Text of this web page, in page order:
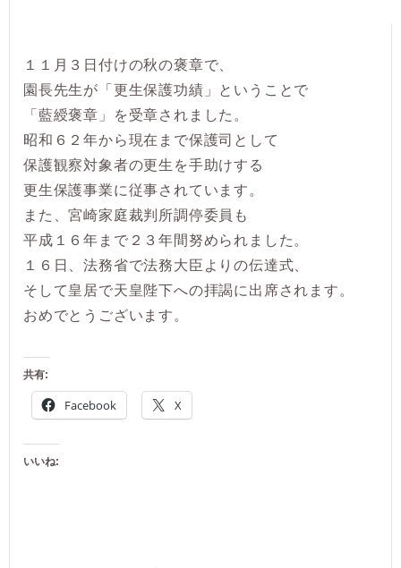
１１月３日付けの秋の褒章で、
園長先生が「更生保護功績」ということで
「藍綬褒章」を受章されました。
昭和６２年から現在まで保護司として
保護観察対象者の更生を手助けする
更生保護事業に従事されています。
また、宮崎家庭裁判所調停委員も
平成１６年まで２３年間努められました。
１６日、法務省で法務大臣よりの伝達式、
そして皇居で天皇陛下への拝謁に出席されます。
おめでとうございます。
共有:
Facebook X
いいね: